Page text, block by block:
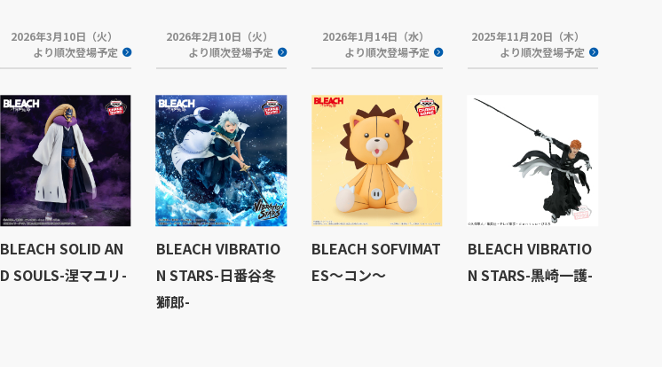
2026年3月10日（火）
より順次登場予定
2026年2月10日（火）
より順次登場予定
2026年1月14日（水）
より順次登場予定
2025年11月20日（木）
より順次登場予定
BLEACH SOLID AN
D SOULS-涅マユリ-
BLEACH VIBRATIO
N STARS-日番谷冬
獅郎-
BLEACH SOFVIMAT
ES～コン～
BLEACH VIBRATIO
N STARS-黒崎一護-